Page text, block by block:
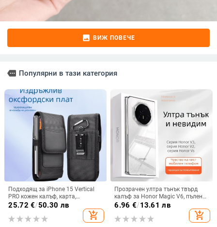
image ВИЖ ПОВЕЧЕ
more Популярни в тази категория
Подходящ за iPhone 15 Vertical
PRO кожен калъф, карта,
оксфордски плат, найлонов плат,
мобилен телефон
25.72 €/50.30 лв
add_shopping_cart
Прозрачен ултра тънък твърд
калъф за Honor Magic V6, пълен
обхват, защита от падане, за
сгъваем дисплей, с огледална
повърхност
6.96 €/13.61 лв
add_shopping_cart